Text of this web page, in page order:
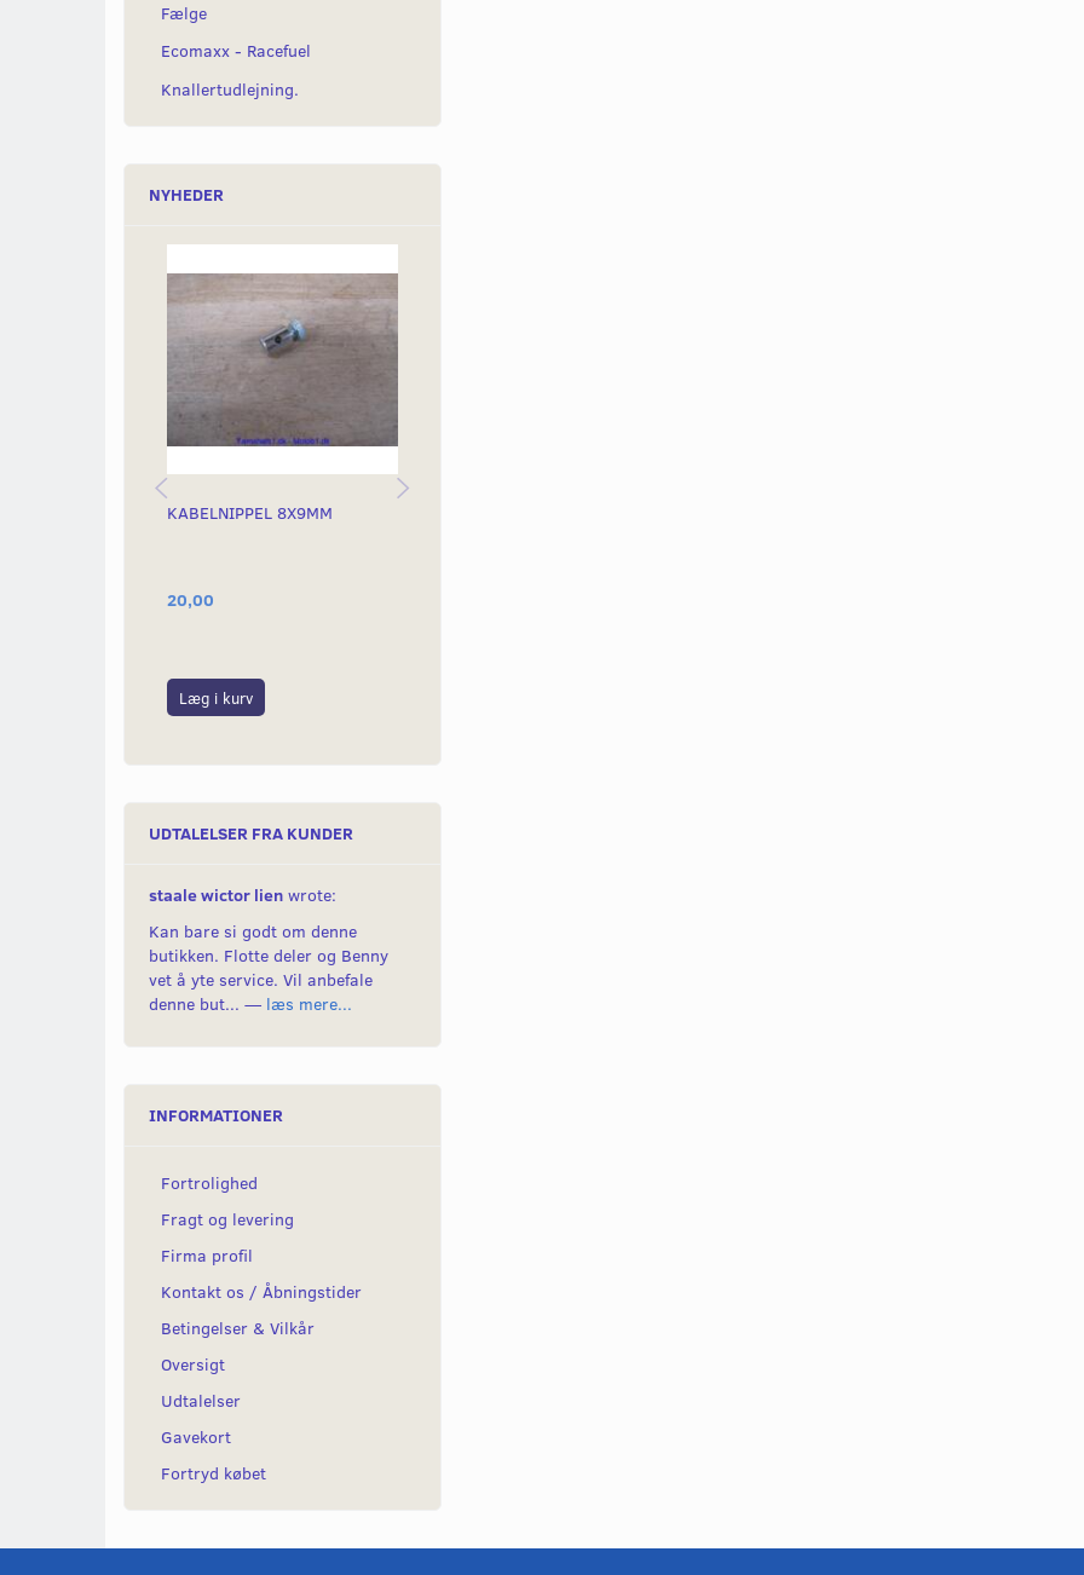
Fælge
Ecomaxx - Racefuel
Knallertudlejning.
NYHEDER
KABELNIPPEL 8X9MM
20,00
Læg i kurv
UDTALELSER FRA KUNDER
staale wictor lien wrote:
Kan bare si godt om denne
butikken. Flotte deler og Benny
vet å yte service. Vil anbefale
denne but... — læs mere...
INFORMATIONER
Fortrolighed
Fragt og levering
Firma profil
Kontakt os / Åbningstider
Betingelser & Vilkår
Oversigt
Udtalelser
Gavekort
Fortryd købet